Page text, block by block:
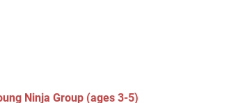
Ninja Group (ages 3-5)